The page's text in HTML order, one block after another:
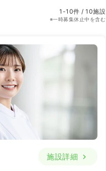
1-10件 / 10施設
※一時募集休止中を含む
施設詳細